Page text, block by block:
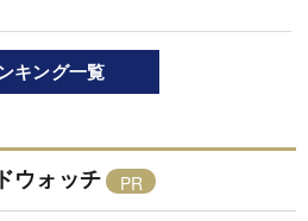
キング一覧
ウォッチ